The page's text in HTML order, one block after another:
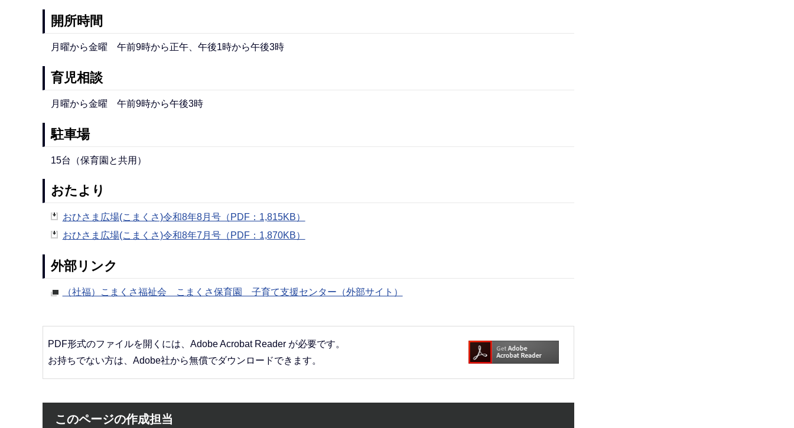
開所時間
月曜から金曜 午前9時から正午、午後1時から午後3時
育児相談
月曜から金曜 午前9時から午後3時
駐車場
15台（保育園と共用）
おたより
おひさま広場(こまくさ)令和8年8月号（PDF：1,815KB）
おひさま広場(こまくさ)令和8年7月号（PDF：1,870KB）
外部リンク
（社福）こまくさ福祉会 こまくさ保育園 子育て支援センター（外部サイト）
PDF形式のファイルを開くには、Adobe Acrobat Reader が必要です。
お持ちでない方は、Adobe社から無償でダウンロードできます。
このページの作成担当